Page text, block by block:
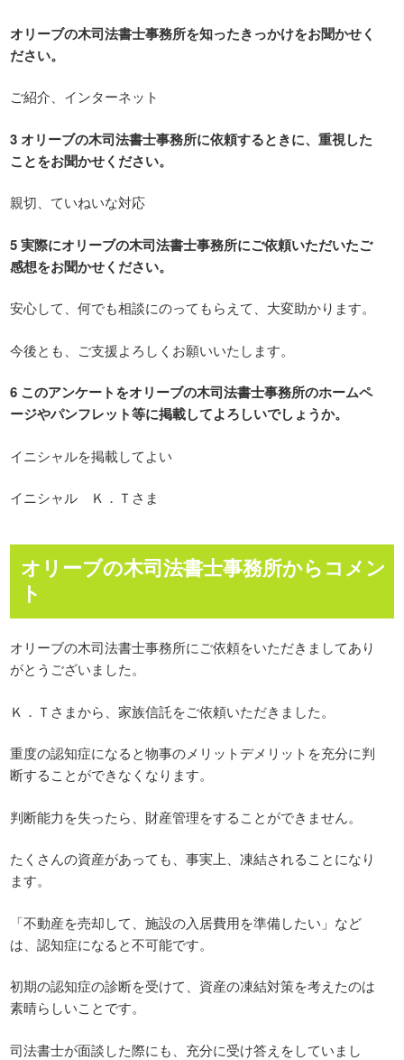
オリーブの木司法書士事務所を知ったきっかけをお聞かせく
ださい。
ご紹介、インターネット
3 オリーブの木司法書士事務所に依頼するときに、重視した
ことをお聞かせください。
親切、ていねいな対応
5 実際にオリーブの木司法書士事務所にご依頼いただいたご
感想をお聞かせください。
安心して、何でも相談にのってもらえて、大変助かります。
今後とも、ご支援よろしくお願いいたします。
6 このアンケートをオリーブの木司法書士事務所のホームペ
ージやパンフレット等に掲載してよろしいでしょうか。
イニシャルを掲載してよい
イニシャル Ｋ．Ｔさま
オリーブの木司法書士事務所からコメン
ト
オリーブの木司法書士事務所にご依頼をいただきましてあり
がとうございました。
Ｋ．Ｔさまから、家族信託をご依頼いただきました。
重度の認知症になると物事のメリットデメリットを充分に判
断することができなくなります。
判断能力を失ったら、財産管理をすることができません。
たくさんの資産があっても、事実上、凍結されることになり
ます。
「不動産を売却して、施設の入居費用を準備したい」など
は、認知症になると不可能です。
初期の認知症の診断を受けて、資産の凍結対策を考えたのは
素晴らしいことです。
司法書士が面談した際にも、充分に受け答えをしていまし